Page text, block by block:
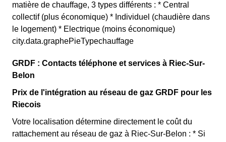
matière de chauffage, 3 types différents : * Central
collectif (plus économique) * Individuel (chaudière dans
le logement) * Electrique (moins économique)
city.data.graphePieTypechauffage
GRDF : Contacts téléphone et services à Riec-Sur-
Belon
Prix de l'intégration au réseau de gaz GRDF pour les
Riecois
Votre localisation détermine directement le coût du
rattachement au réseau de gaz à Riec-Sur-Belon : * Si